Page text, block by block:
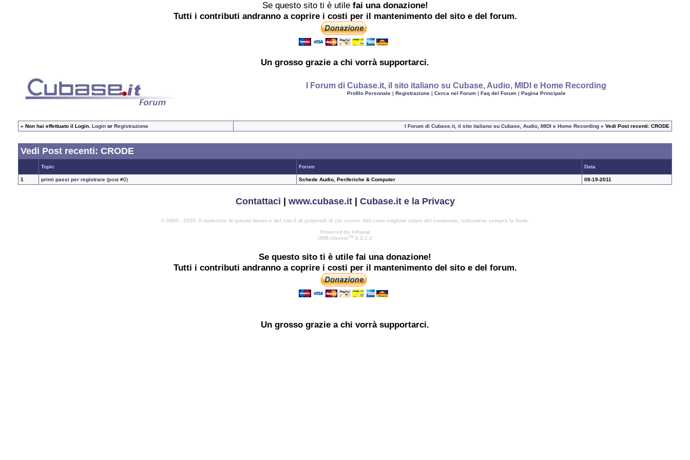
Se questo sito ti è utile fai una donazione!
Tutti i contributi andranno a coprire i costi per il mantenimento del sito e del forum.
Un grosso grazie a chi vorrà supportarci.
I Forum di Cubase.it, il sito italiano su Cubase, Audio, MIDI e Home Recording
Profilo Personale| Registrazione| Cerca nel Forum| Faq del Forum| Pagina Principale
» Non hai effettuato il Login. Login or Registrazione I Forum di Cubase.it, il sito italiano su Cubase, Audio, MIDI e Home Recording » Vedi Post recenti: CRODE
Vedi Post recenti: CRODE
Topic Forum Data
1 primi passi per registrare (post #0) Schede Audio, Periferiche & Computer 08-19-2011
Contattaci www.cubase.it| Cubase.it e la Privacy
© 2000 - 2025. Il materiale di questo forum e del sito è di proprietà di chi scrive. Nel caso vogliate citare del contenuto, indicatene sempre la fonte.
Powered by Infopop
UBB.classicTM 6.3.1.2
Se questo sito ti è utile fai una donazione!
Tutti i contributi andranno a coprire i costi per il mantenimento del sito e del forum.
Un grosso grazie a chi vorrà supportarci.